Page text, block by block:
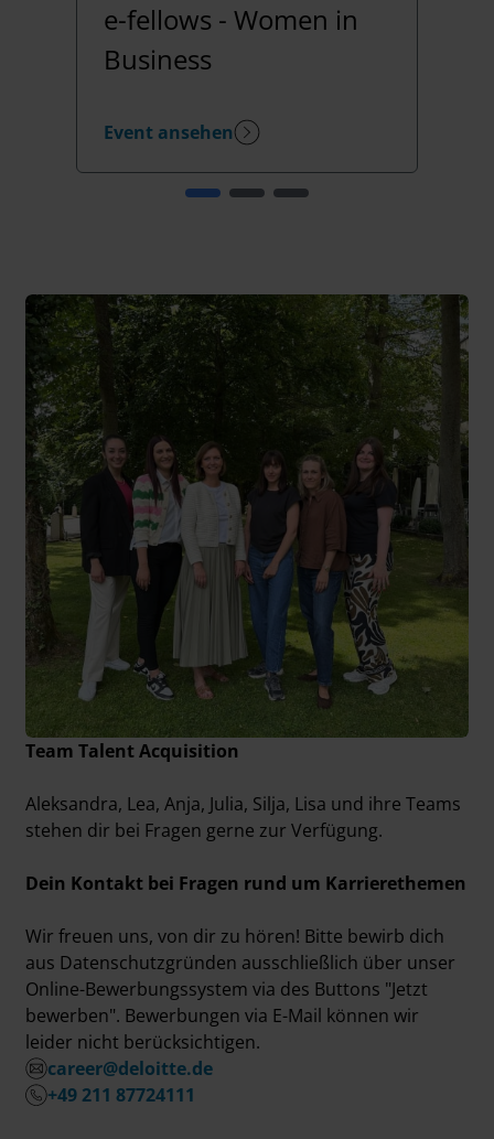
e-fellows - Women in
Business
Event ansehen
Team Talent Acquisition
Aleksandra, Lea, Anja, Julia, Silja, Lisa und ihre Teams
stehen dir bei Fragen gerne zur Verfügung.
Dein Kontakt bei Fragen rund um Karrierethemen
Wir freuen uns, von dir zu hören! Bitte bewirb dich
aus Datenschutzgründen ausschließlich über unser
Online-Bewerbungssystem via des Buttons "Jetzt
bewerben". Bewerbungen via E-Mail können wir
leider nicht berücksichtigen.
career@deloitte.de
+49 211 87724111